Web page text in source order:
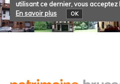
utilisant ce dernier, vous
En savoir plus
OK